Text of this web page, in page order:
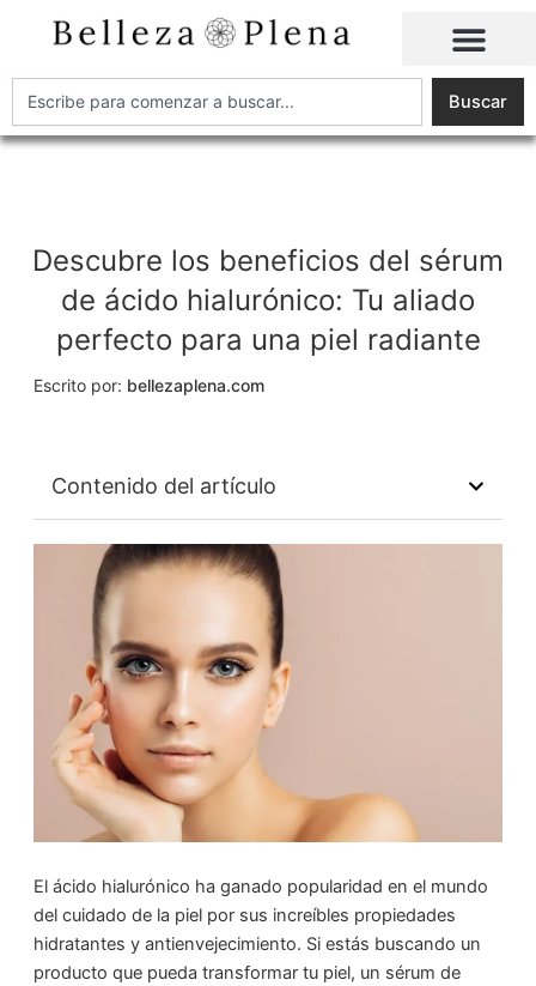
Buscar
Descubre los beneficios del sérum
de ácido hialurónico: Tu aliado
perfecto para una piel radiante
Escrito por: bellezaplena.com
Contenido del artículo
El ácido hialurónico ha ganado popularidad en el mundo
del cuidado de la piel por sus increíbles propiedades
hidratantes y antienvejecimiento. Si estás buscando un
producto que pueda transformar tu piel, un sérum de